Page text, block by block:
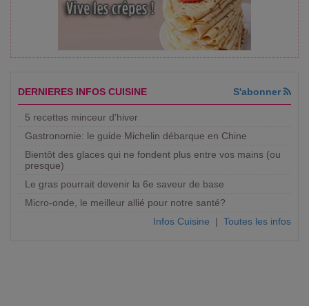
DERNIERES INFOS CUISINE S'abonner
5 recettes minceur d'hiver
Gastronomie: le guide Michelin débarque en Chine
Bientôt des glaces qui ne fondent plus entre vos mains (ou
presque)
Le gras pourrait devenir la 6e saveur de base
Micro-onde, le meilleur allié pour notre santé?
Infos Cuisine | Toutes les infos